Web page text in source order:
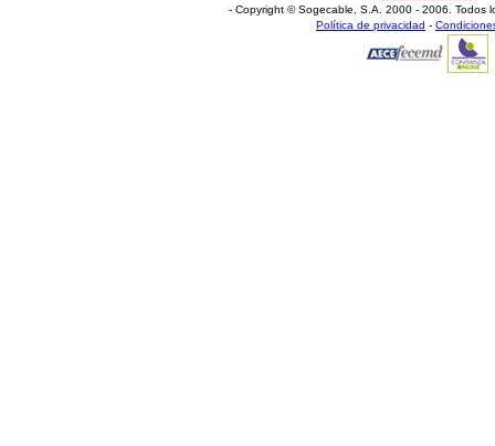
- Copyright © Sogecable, S.A
2000 - 2006. Todos
Política de privacidad -